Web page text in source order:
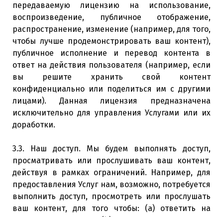
передаваемую лицензию на использование,
воспроизведение, публичное отображение,
распространение, изменение (например, для того,
чтобы лучше продемонстрировать ваш контент),
публичное исполнение и перевод контента в
ответ на действия пользователя (например, если
вы решите хранить свой контент
конфиденциально или поделиться им с другими
лицами). Данная лицензия предназначена
исключительно для управления Услугами или их
доработки.
3.3. Наш доступ. Мы будем выполнять доступ,
просматривать или прослушивать ваш контент,
действуя в рамках ограничений. Например, для
предоставления Услуг нам, возможно, потребуется
выполнить доступ, просмотреть или прослушать
ваш контент, для того чтобы: (a) ответить на